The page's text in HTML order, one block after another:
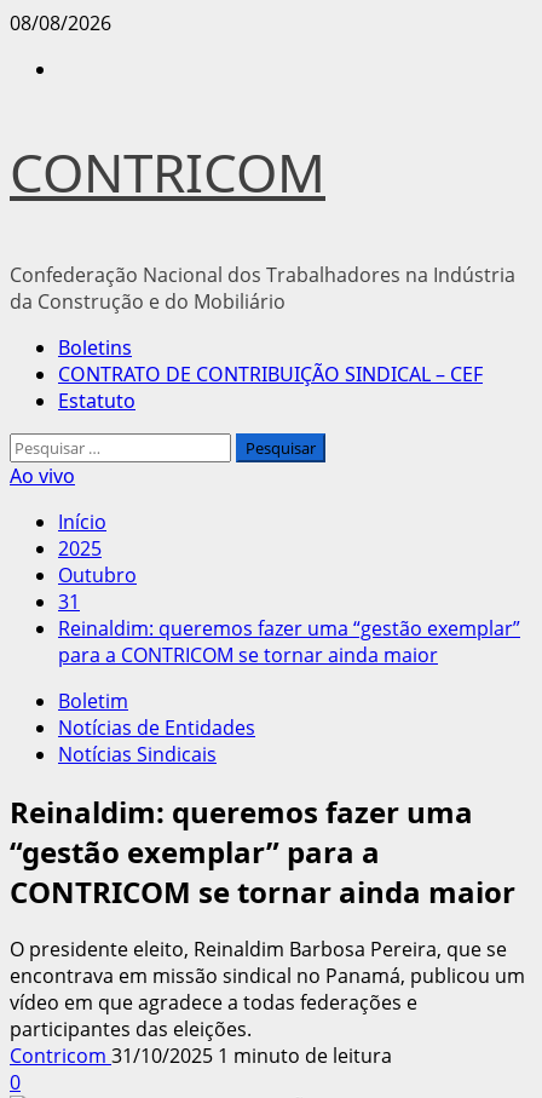
Avançar
08/08/2026
CONTRICOM
Confederação Nacional dos Trabalhadores na Indústria
da Construção e do Mobiliário
Menu
principal
Boletins
CONTRATO DE CONTRIBUIÇÃO SINDICAL – CEF
Estatuto
Pesquisar
por:
Ao vivo
Início
2025
Outubro
31
Reinaldim: queremos fazer uma “gestão exemplar”
para a CONTRICOM se tornar ainda maior
Boletim
Notícias de Entidades
Notícias Sindicais
Reinaldim: queremos fazer uma
“gestão exemplar” para a
CONTRICOM se tornar ainda maior
O presidente eleito, Reinaldim Barbosa Pereira, que se
encontrava em missão sindical no Panamá, publicou um
vídeo em que agradece a todas federações e
participantes das eleições.
Contricom 31/10/2025 1 minuto de leitura
0